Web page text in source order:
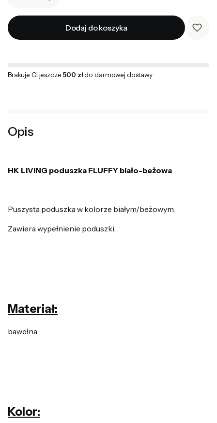
Dodaj do koszyka
Brakuje Ci jeszcze 500 złdo darmowej dostawy
Opis
HK LIVING poduszka FLUFFY biało-beżowa
Puszysta poduszka w kolorze białym/beżowym.
Zawiera wypełnienie poduszki.
Materiał:
bawełna
Kolor: